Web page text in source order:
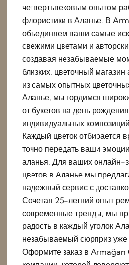
четвертьвековым опытом
флористики в Аланье. В
объединяем ваши самые
свежими цветами и
создавая незабываемые
близких. цветочный магазин
из самых опытных
Аланье, мы гордимся
от букетов на день
индивидуальных
Каждый цветок отбирается
точно передать ваши
аланья. Для ваших онлайн-
цветов в Аланье мы
надежный сервис с
Сочетая 25-летний опыт
современные тренды, мы
радость в каждый уголок
незабываемый сюрприз уже
Оформите заказ в